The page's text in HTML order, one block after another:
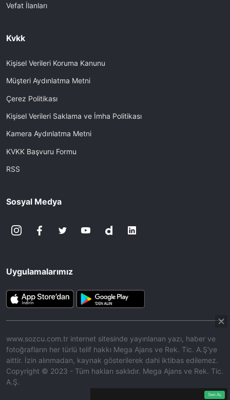
Aç
14.52%
Sesi Aç
Vefat İlanları
Kvkk
Kişisel Verileri Koruma Kanunu
Müşteri Aydınlatma Metni
Çerez Politikası
Kişisel Verileri Saklama ve İmha Politikası
Kamera Aydınlatma Metni
KVKK Başvuru Formu
RSS
Sosyal Medya
Uygulamalarımız
www.sozcu.com.tr internet sitesinde yayınlanan yazı, haber ve
fotoğrafların her türlü telif hakkı Mega Ajans ve Rek. Tic. A.Ş'ye
aittir. İzin alınmadan, kaynak gösterilerek dahi iktibas edilemez.
Copyright © 2023 - Tüm hakları saklıdır. Mega Ajans ve Rek. Tic.
A.Ş.